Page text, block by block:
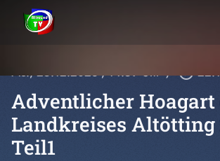
Mo., 25.12.2023, 14:59 Uhr / play_circle_outline
Adventlicher Hoagart
Landkreises Altötting
Teil1